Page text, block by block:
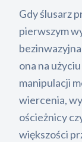
Gdy ślusarz
pierwszym
ona na
manipulacji
wiercenia,
ościeżnicy
większości